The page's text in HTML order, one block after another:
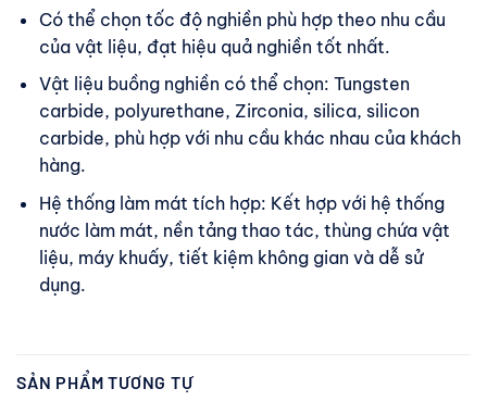
Có thể chọn tốc độ nghiền phù hợp theo nhu cầu
của vật liệu, đạt hiệu quả nghiền tốt nhất.
Vật liệu buồng nghiền có thể chọn: Tungsten
carbide, polyurethane, Zirconia, silica, silicon
carbide, phù hợp với nhu cầu khác nhau của khách
hàng.
Hệ thống làm mát tích hợp: Kết hợp với hệ thống
nước làm mát, nền tảng thao tác, thùng chứa vật
liệu, máy khuấy, tiết kiệm không gian và dễ sử
dụng.
SẢN PHẨM TƯƠNG TỰ